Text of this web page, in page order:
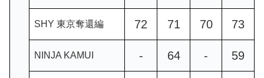
SHY 東京奪還編 72 71 70 73
NINJA KAMUI - 64 - 59